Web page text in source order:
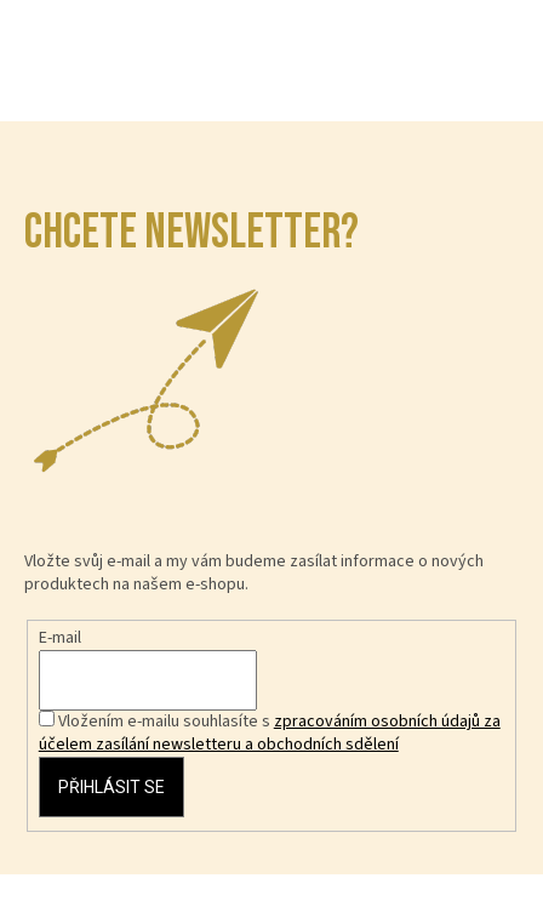
CHCETE NEWSLETTER?
Vložte svůj e-mail a my vám budeme zasílat informace o nových
produktech na našem e-shopu.
E-mail
Vložením e-mailu souhlasíte szpracováním osobních údajů za
účelem zasílání newsletteru a obchodních sdělení
PŘIHLÁSIT SE